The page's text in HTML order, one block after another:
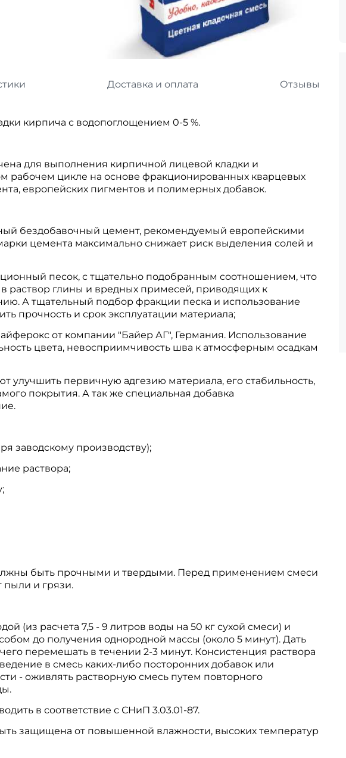
Комплектующие для ЦПЧ
Комплектующие Braas
Доставка и оплата Отзывы
кирпича с водопоглощением 0-5 %.
для выполнения кирпичной лицевой кладки и
рабочем цикле на основе фракционированных кварцевых
европейских пигментов и полимерных добавок.
бездобавочный цемент, рекомендуемый европейскими
цемента максимально снижает риск выделения солей и
песок, с тщательно подобранным соотношением, что
раствор глины и вредных примесей, приводящих к
А тщательный подбор фракции песка и использование
прочность и срок эксплуатации материала;
от компании "Байер АГ", Германия. Использование
цвета, невосприимчивость шва к атмосферным осадкам
улучшить первичную адгезию материала, его стабильность,
покрытия. А так же специальная добавка
заводскому производству);
раствора;
быть прочными и твердыми. Перед применением смеси
пыли и грязи.
(из расчета 7,5 - 9 литров воды на 50 кг сухой смеси) и
до получения однородной массы (около 5 минут). Дать
перемешать в течении 2-3 минут. Консистенция раствора
в смесь каких-либо посторонних добавок или
- оживлять растворную смесь путем повторного
в соответствие с СНиП 3.03.01-87.
защищена от повышенной влажности, высоких температур